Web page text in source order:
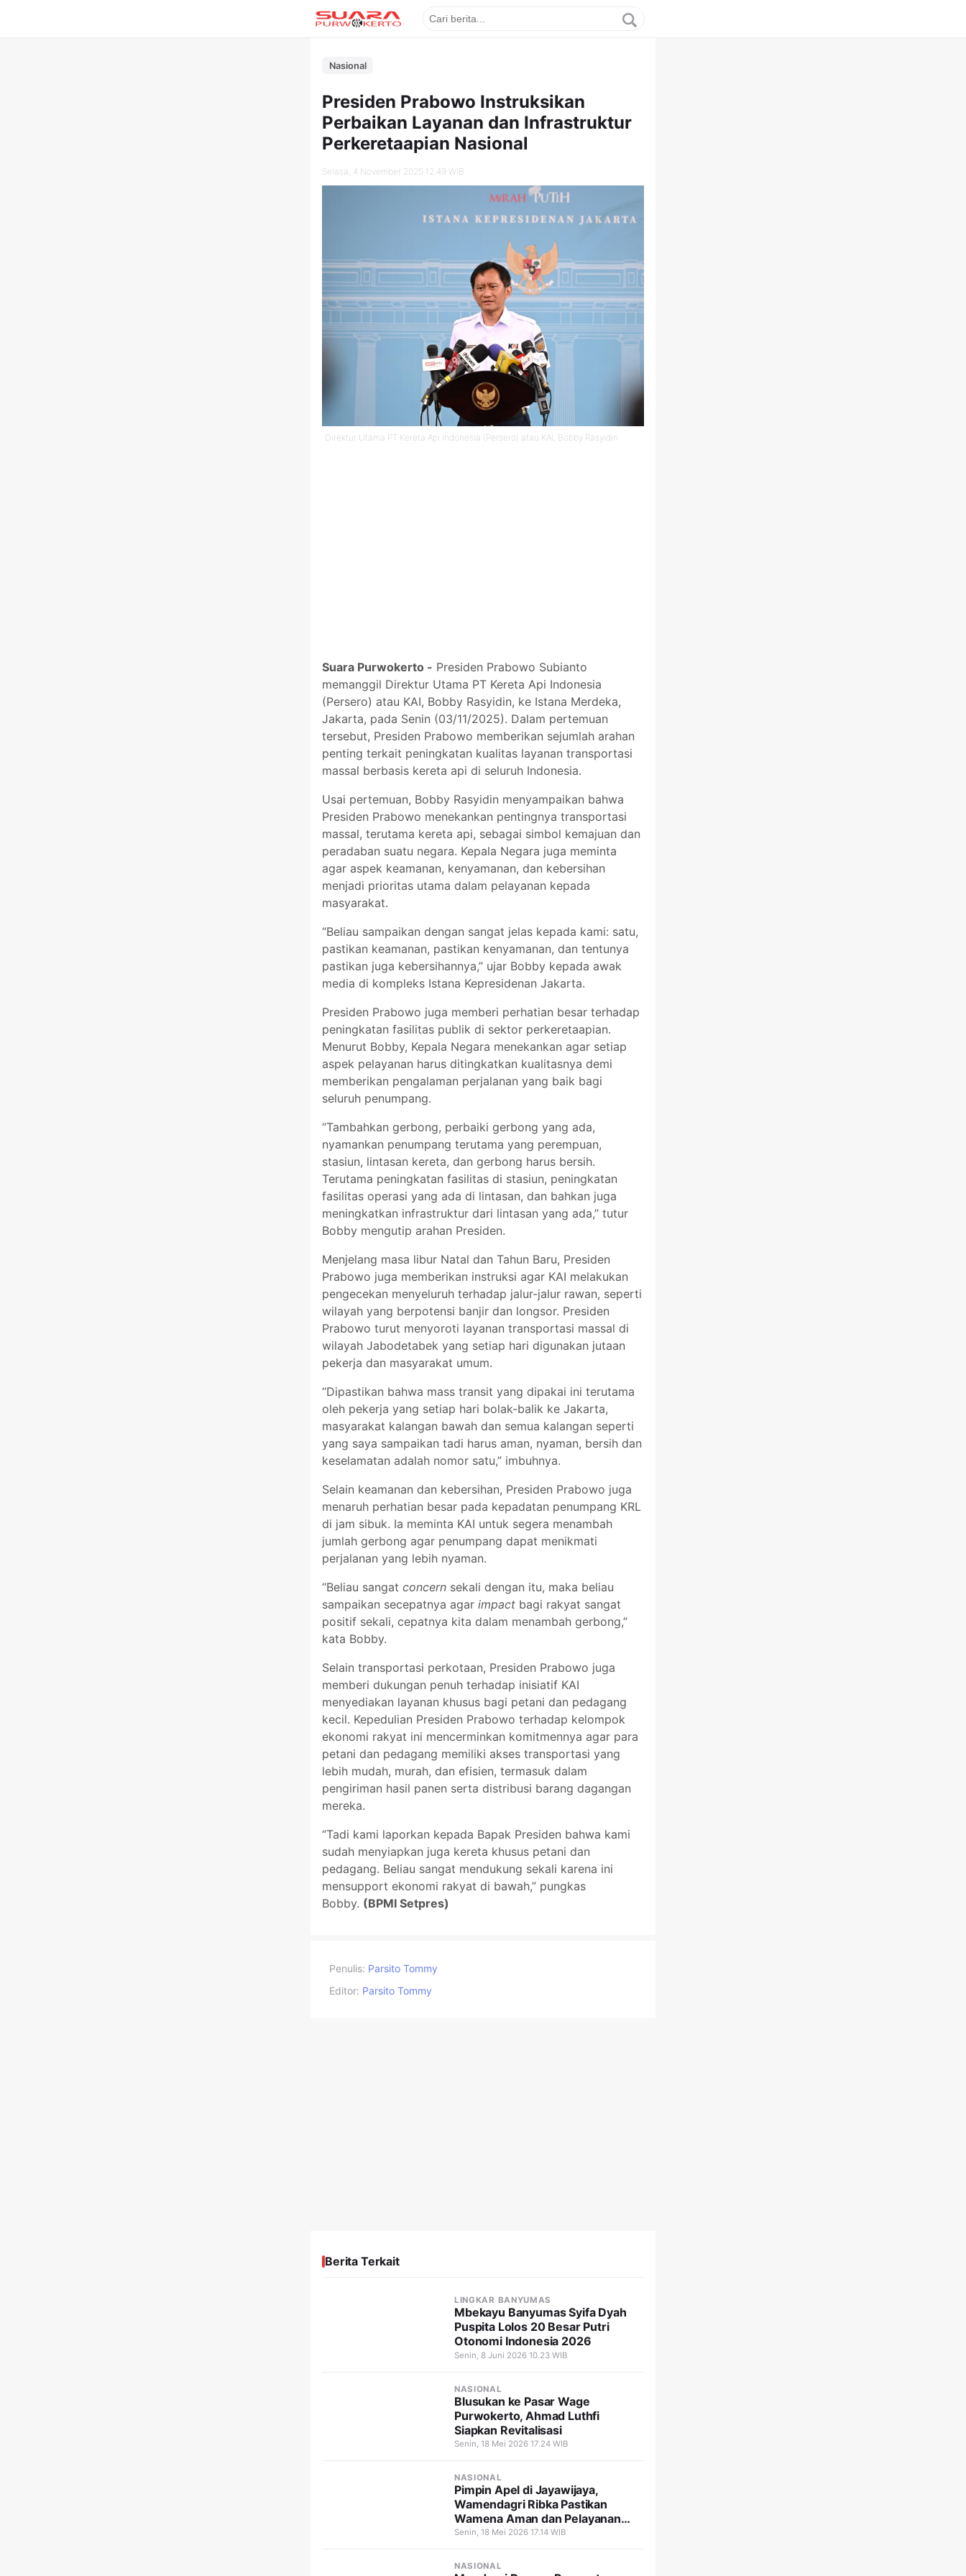
Nasional
Presiden Prabowo Instruksikan
Perbaikan Layanan dan Infrastruktur
Perkeretaapian Nasional
Selasa, 4 November 2025 12.49 WIB
Direktur Utama PT Kereta Api Indonesia (Persero) atau KAI, Bobby Rasyidin
Suara Purwokerto - Presiden Prabowo Subianto
memanggil Direktur Utama PT Kereta Api Indonesia
(Persero) atau KAI, Bobby Rasyidin, ke Istana Merdeka,
Jakarta, pada Senin (03/11/2025). Dalam pertemuan
tersebut, Presiden Prabowo memberikan sejumlah arahan
penting terkait peningkatan kualitas layanan transportasi
massal berbasis kereta api di seluruh Indonesia.
Usai pertemuan, Bobby Rasyidin menyampaikan bahwa
Presiden Prabowo menekankan pentingnya transportasi
massal, terutama kereta api, sebagai simbol kemajuan dan
peradaban suatu negara. Kepala Negara juga meminta
agar aspek keamanan, kenyamanan, dan kebersihan
menjadi prioritas utama dalam pelayanan kepada
masyarakat.
“Beliau sampaikan dengan sangat jelas kepada kami: satu,
pastikan keamanan, pastikan kenyamanan, dan tentunya
pastikan juga kebersihannya,” ujar Bobby kepada awak
media di kompleks Istana Kepresidenan Jakarta.
Presiden Prabowo juga memberi perhatian besar terhadap
peningkatan fasilitas publik di sektor perkeretaapian.
Menurut Bobby, Kepala Negara menekankan agar setiap
aspek pelayanan harus ditingkatkan kualitasnya demi
memberikan pengalaman perjalanan yang baik bagi
seluruh penumpang.
“Tambahkan gerbong, perbaiki gerbong yang ada,
nyamankan penumpang terutama yang perempuan,
stasiun, lintasan kereta, dan gerbong harus bersih.
Terutama peningkatan fasilitas di stasiun, peningkatan
fasilitas operasi yang ada di lintasan, dan bahkan juga
meningkatkan infrastruktur dari lintasan yang ada,” tutur
Bobby mengutip arahan Presiden.
Menjelang masa libur Natal dan Tahun Baru, Presiden
Prabowo juga memberikan instruksi agar KAI melakukan
pengecekan menyeluruh terhadap jalur-jalur rawan, seperti
wilayah yang berpotensi banjir dan longsor. Presiden
Prabowo turut menyoroti layanan transportasi massal di
wilayah Jabodetabek yang setiap hari digunakan jutaan
pekerja dan masyarakat umum.
“Dipastikan bahwa mass transit yang dipakai ini terutama
oleh pekerja yang setiap hari bolak-balik ke Jakarta,
masyarakat kalangan bawah dan semua kalangan seperti
yang saya sampaikan tadi harus aman, nyaman, bersih dan
keselamatan adalah nomor satu,” imbuhnya.
Selain keamanan dan kebersihan, Presiden Prabowo juga
menaruh perhatian besar pada kepadatan penumpang KRL
di jam sibuk. Ia meminta KAI untuk segera menambah
jumlah gerbong agar penumpang dapat menikmati
perjalanan yang lebih nyaman.
“Beliau sangat concern sekali dengan itu, maka beliau
sampaikan secepatnya agar impact bagi rakyat sangat
positif sekali, cepatnya kita dalam menambah gerbong,”
kata Bobby.
Selain transportasi perkotaan, Presiden Prabowo juga
memberi dukungan penuh terhadap inisiatif KAI
menyediakan layanan khusus bagi petani dan pedagang
kecil. Kepedulian Presiden Prabowo terhadap kelompok
ekonomi rakyat ini mencerminkan komitmennya agar para
petani dan pedagang memiliki akses transportasi yang
lebih mudah, murah, dan efisien, termasuk dalam
pengiriman hasil panen serta distribusi barang dagangan
mereka.
“Tadi kami laporkan kepada Bapak Presiden bahwa kami
sudah menyiapkan juga kereta khusus petani dan
pedagang. Beliau sangat mendukung sekali karena ini
mensupport ekonomi rakyat di bawah,” pungkas
Bobby. (BPMI Setpres)
Penulis: Parsito Tommy
Editor: Parsito Tommy
Berita Terkait
LINGKAR BANYUMAS
Mbekayu Banyumas Syifa Dyah
Puspita Lolos 20 Besar Putri
Otonomi Indonesia 2026
Senin, 8 Juni 2026 10.23 WIB
NASIONAL
Blusukan ke Pasar Wage
Purwokerto, Ahmad Luthfi
Siapkan Revitalisasi
Senin, 18 Mei 2026 17.24 WIB
NASIONAL
Pimpin Apel di Jayawijaya,
Wamendagri Ribka Pastikan
Wamena Aman dan Pelayanan
Tetap Berjalan
Senin, 18 Mei 2026 17.14 WIB
NASIONAL